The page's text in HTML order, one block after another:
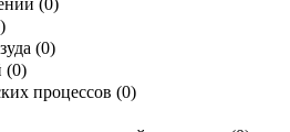
(0)
)
(0)
(0)
процессов (0)